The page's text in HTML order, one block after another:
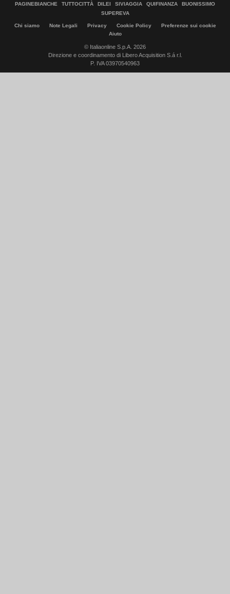
PAGINEBIANCHE
TUTTOCITTÀ DILEI SIVIAGGIA QUIFINANZA
BUONISSIMO
SUPEREVA
Chi siamo Note Legali Privacy Cookie Policy
Preferenze sui cookie
Aiuto
© Italiaonline S.p.A. 2026
Direzione e coordinamento di Libero Acquisition S.á r.l.
P. IVA 03970540963